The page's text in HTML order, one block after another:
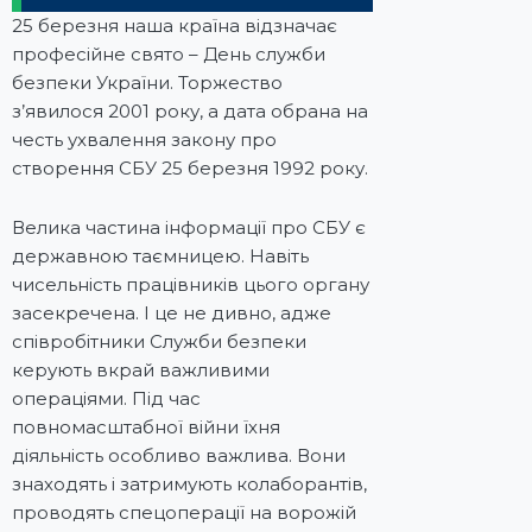
25 березня наша країна відзначає
професійне свято – День служби
безпеки України. Торжество
з’явилося 2001 року, а дата обрана на
честь ухвалення закону про
створення СБУ 25 березня 1992 року.
Велика частина інформації про СБУ є
державною таємницею. Навіть
чисельність працівників цього органу
засекречена. І це не дивно, адже
співробітники Служби безпеки
керують вкрай важливими
операціями. Під час
повномасштабної війни їхня
діяльність особливо важлива. Вони
знаходять і затримують колаборантів,
проводять спецоперації на ворожій